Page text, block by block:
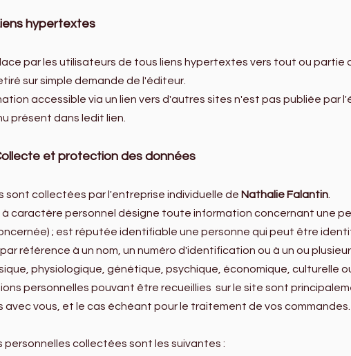
hypertextes
par les utilisateurs de tous liens hypertextes vers tout ou partie
sur simple demande de l'éditeur.
accessible via un lien vers d'autres sites n'est pas publiée par
présent dans ledit lien.
et protection des données
sont collectées par l'entreprise individuelle de Nathalie Falantin
à caractère personnel désigne toute information concernant une
; est réputée identifiable une personne qui peut être
référence à un nom, un numéro d'identification ou à un ou
physiologique, génétique, psychique, économique, culturelle
personnelles pouvant être recueillies sur le site sont
avec vous, et le cas échéant pour le traitement de vos commandes.
personnelles collectées sont les suivantes :